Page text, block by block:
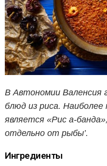
В Автономии Валенсия
блюд из риса. Наиболее
является «Рис а-
отдельно от рыбы’.
Ингредиенты